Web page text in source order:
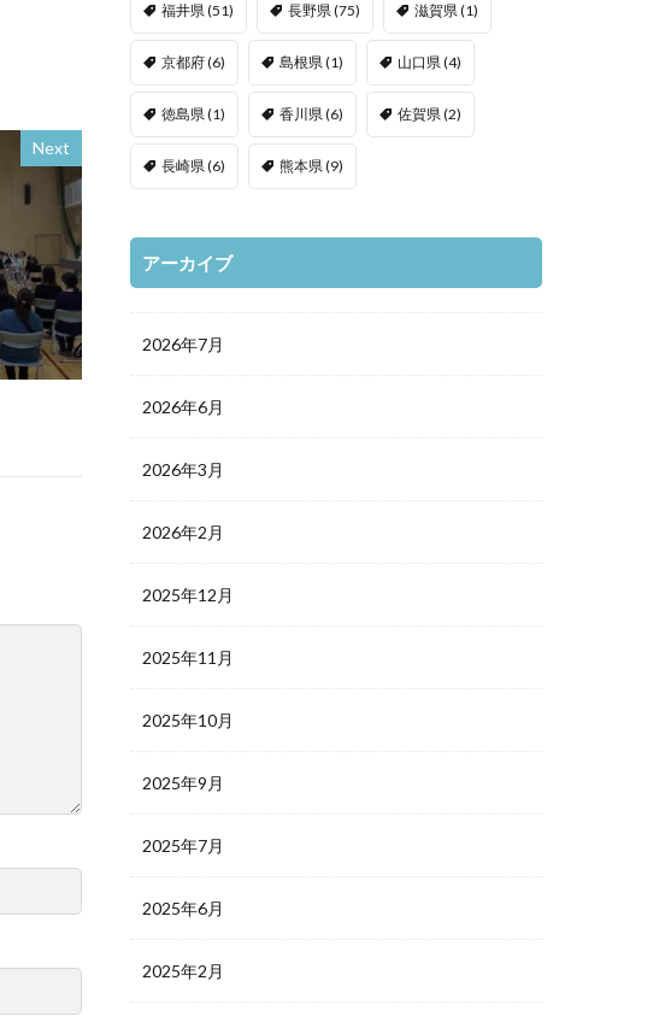
Next
福井県(51) 長野県(75) 滋賀県(1)
京都府(6) 島根県(1) 山口県(4)
徳島県(1) 香川県(6) 佐賀県(2)
長崎県(6) 熊本県(9)
アーカイブ
2026年7月
2026年6月
2026年3月
2026年2月
2025年12月
2025年11月
2025年10月
2025年9月
2025年7月
2025年6月
2025年2月